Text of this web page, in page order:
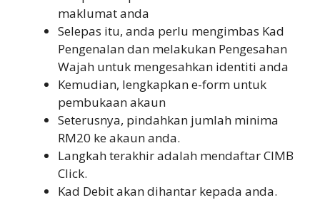
maklumat anda
Selepas itu, anda perlu mengimbas Kad
Pengenalan dan melakukan Pengesahan
Wajah untuk mengesahkan identiti anda
Kemudian, lengkapkan e-form untuk
pembukaan akaun
Seterusnya, pindahkan jumlah minima
RM20 ke akaun anda.
Langkah terakhir adalah mendaftar CIMB
Click.
Kad Debit akan dihantar kepada anda.